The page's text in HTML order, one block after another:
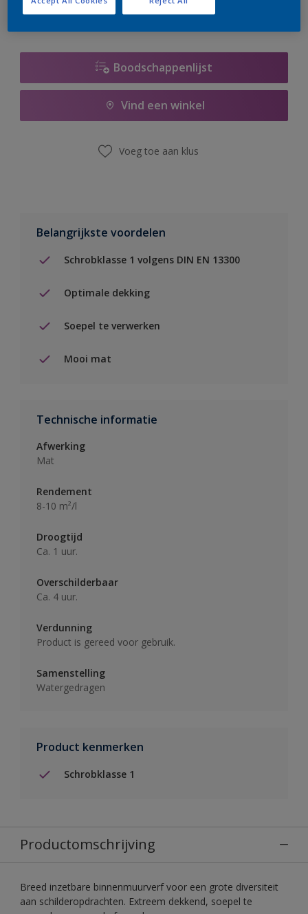
Boodschappenlijst
Vind een winkel
Voeg toe aan klus
Belangrijkste voordelen
Schrobklasse 1 volgens DIN EN 13300
Optimale dekking
Soepel te verwerken
Mooi mat
Technische informatie
Afwerking
Mat
Rendement
8-10 m²/l
Droogtijd
Ca. 1 uur.
Overschilderbaar
Ca. 4 uur.
Verdunning
Product is gereed voor gebruik.
Samenstelling
Watergedragen
Product kenmerken
Schrobklasse 1
Productomschrijving
Breed inzetbare binnenmuurverf voor een grote diversiteit
aan schilderopdrachten. Extreem dekkend, soepel te